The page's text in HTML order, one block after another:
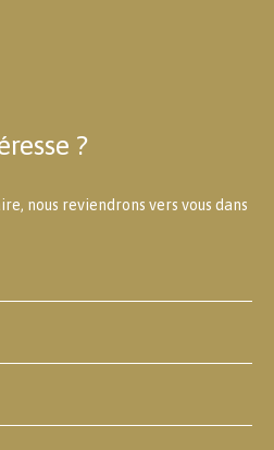
?
nous reviendrons vers vous dans